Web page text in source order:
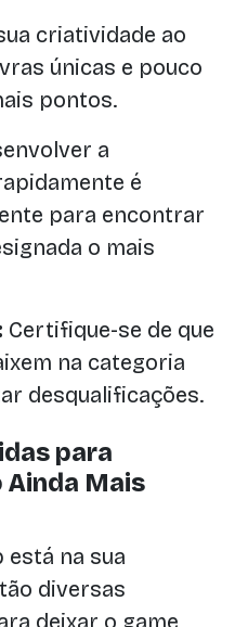
criatividade ao
únicas e pouco
pontos.
a
é
para encontrar
o mais
Certifique-se de que
na categoria
desqualificações.
para
Ainda Mais
está na sua
diversas